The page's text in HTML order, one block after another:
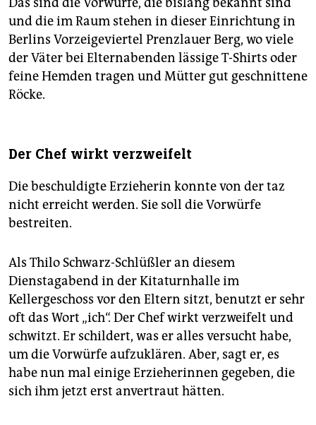
und die im Raum stehen in dieser Einrichtung in
Berlins Vorzeige­viertel Prenzlauer Berg, wo viele
der Väter bei Elternabenden lässige T-Shirts oder
feine Hemden tragen und Mütter gut geschnittene
Röcke.
Der Chef wirkt verzweifelt
Die beschuldigte Erzieherin konnte von der taz
nicht erreicht werden. Sie soll die Vorwürfe
bestreiten.
Als Thilo Schwarz-Schlüßler an diesem
Dienstagabend in der Kitaturnhalle im
Kellergeschoss vor den Eltern sitzt, benutzt er sehr
oft das Wort „ich“. Der Chef wirkt verzweifelt und
schwitzt. Er schildert, was er alles versucht habe,
um die Vorwürfe aufzuklären. Aber, sagt er, es
habe nun mal einige Erzieherinnen gegeben, die
sich ihm jetzt erst anvertraut hätten.